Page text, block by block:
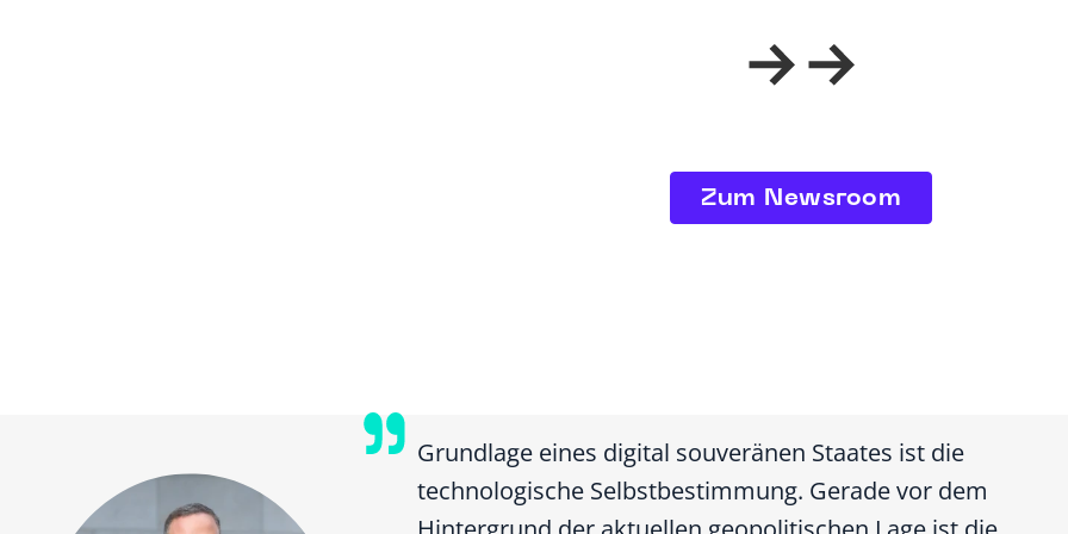
Zum Newsroom
Grundlage eines digital souveränen Staates ist die
technologische Selbstbestimmung. Gerade vor dem